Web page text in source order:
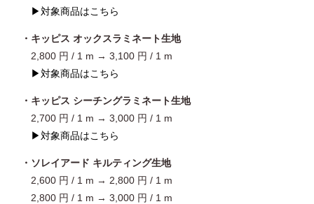
▶対象商品はこちら
・キッピス オックスラミネート生地
2,800 円 / 1 m → 3,100 円 / 1 m
▶対象商品はこちら
・キッピス シーチングラミネート生地
2,700 円 / 1 m → 3,000 円 / 1 m
▶対象商品はこちら
・ソレイアード キルティング生地
2,600 円 / 1 m → 2,800 円 / 1 m
2,800 円 / 1 m → 3,000 円 / 1 m